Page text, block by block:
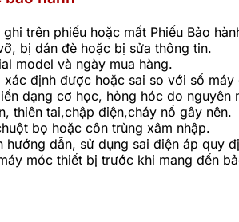
trên phiếu hoặc mất Phiếu Bảo
bị dán đè hoặc bị sửa thông tin.
model và ngày mua hàng.
định được hoặc sai so với số
dạng cơ học, hỏng hóc do
thiên tai,chập điện,cháy nổ gây nên.
bọ hoặc côn trùng xâm nhập.
hướng dẫn, sử dụng sai điện áp quy
móc thiết bị trước khi mang đến